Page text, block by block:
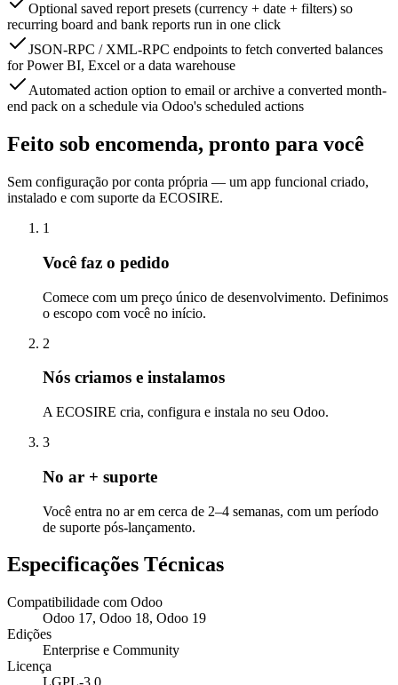
Optional saved report presets (currency + date + filters) so
recurring board and bank reports run in one click
JSON-RPC / XML-RPC endpoints to fetch converted balances
for Power BI, Excel or a data warehouse
Automated action option to email or archive a converted month-
end pack on a schedule via Odoo's scheduled actions
Feito sob encomenda, pronto para você
Sem configuração por conta própria — um app funcional criado,
instalado e com suporte da ECOSIRE.
1
Você faz o pedido
Comece com um preço único de desenvolvimento. Definimos
o escopo com você no início.
2
Nós criamos e instalamos
A ECOSIRE cria, configura e instala no seu Odoo.
3
No ar + suporte
Você entra no ar em cerca de 2–4 semanas, com um período
de suporte pós-lançamento.
Especificações Técnicas
Compatibilidade com Odoo
Odoo 17, Odoo 18, Odoo 19
Edições
Enterprise e Community
Licença